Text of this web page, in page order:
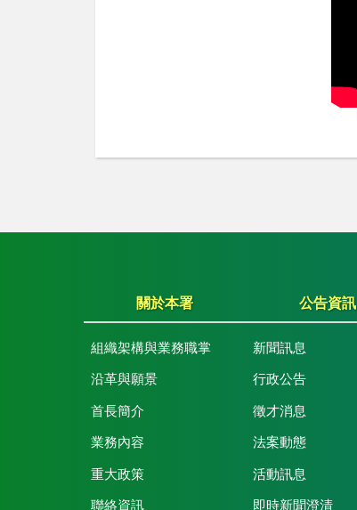
關於本署
組織架構與業務職掌
沿革與願景
首長簡介
業務內容
重大政策
聯絡資訊
公告資訊
新聞訊息
行政公告
徵才消息
法案動態
活動訊息
即時新聞澄清